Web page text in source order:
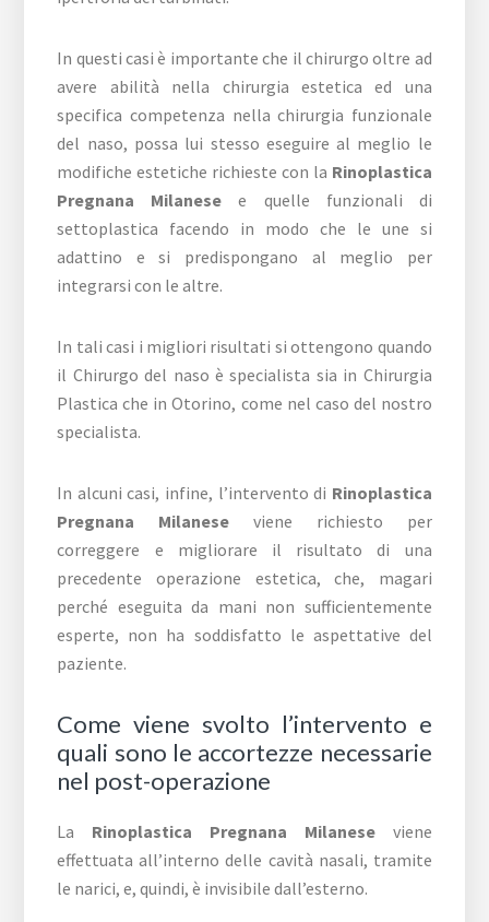
In questi casi è importante che il chirurgo oltre ad
avere abilità nella chirurgia estetica ed una
specifica competenza nella chirurgia funzionale
del naso, possa lui stesso eseguire al meglio le
modifiche estetiche richieste con la Rinoplastica
Pregnana Milanese e quelle funzionali di
settoplastica facendo in modo che le une si
adattino e si predispongano al meglio per
integrarsi con le altre.
In tali casi i migliori risultati si ottengono quando
il Chirurgo del naso è specialista sia in Chirurgia
Plastica che in Otorino, come nel caso del nostro
specialista.
In alcuni casi, infine, l’intervento di Rinoplastica
Pregnana Milanese viene richiesto per
correggere e migliorare il risultato di una
precedente operazione estetica, che, magari
perché eseguita da mani non sufficientemente
esperte, non ha soddisfatto le aspettative del
paziente.
Come viene svolto l’intervento e
quali sono le accortezze necessarie
nel post-operazione
La Rinoplastica Pregnana Milaneseviene
effettuata all’interno delle cavità nasali, tramite
le narici, e, quindi, è invisibile dall’esterno.